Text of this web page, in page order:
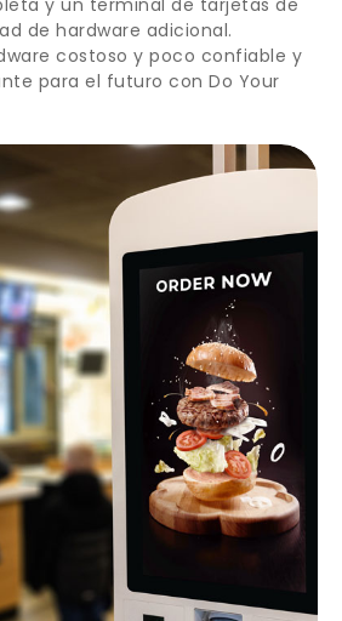
de hardware adicional.
costoso y poco confiable y
para el futuro con Do Your